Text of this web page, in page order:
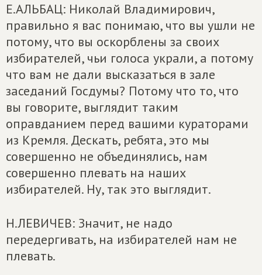
Е.АЛЬБАЦ: Николай Владимирович,
правильно я вас понимаю, что вы ушли не
потому, что вы оскорблены за своих
избирателей, чьи голоса украли, а потому
что вам не дали высказаться в зале
заседаний Госдумы? Потому что то, что
вы говорите, выглядит таким
оправданием перед вашими кураторами
из Кремля. Дескать, ребята, это мы
совершенно не объединялись, нам
совершенно плевать на наших
избирателей. Ну, так это выглядит.
Н.ЛЕВИЧЕВ: Значит, не надо
передергивать, на избирателей нам не
плевать.